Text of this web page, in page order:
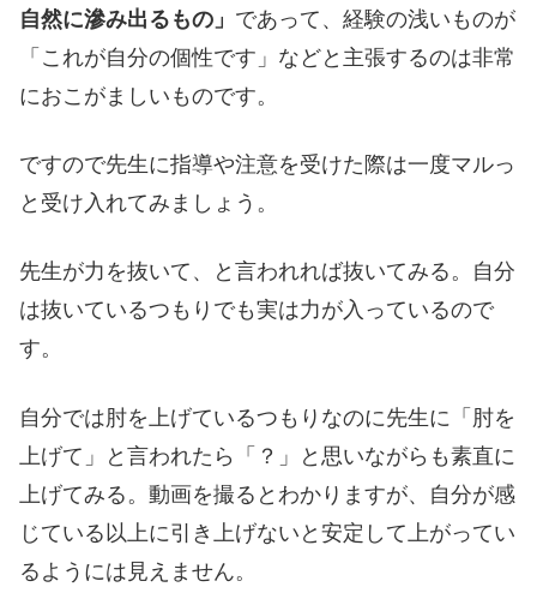
自然に滲み出るもの」 であって、経験の浅いものが
「これが自分の個性です」などと主張するのは非常
におこがましいものです。
ですので先生に指導や注意を受けた際は一度マルっ
と受け入れてみましょう。
先生が力を抜いて、と言われれば抜いてみる。自分
は抜いているつもりでも実は力が入っているので
す。
自分では肘を上げているつもりなのに先生に「肘を
上げて」と言われたら「？」と思いながらも素直に
上げてみる。動画を撮るとわかりますが、自分が感
じている以上に引き上げないと安定して上がってい
るようには見えません。